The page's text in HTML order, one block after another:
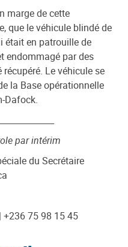
marge de cette
que le véhicule blindé de
était en patrouille de
endommagé par des
Le véhicule se
la Base opérationnelle
Dafock.
par intérim
du Secrétaire
+236 75 98 15 45